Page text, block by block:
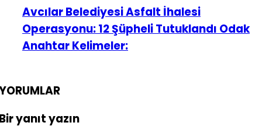
Avcılar Belediyesi Asfalt İhalesi
Operasyonu: 12 Şüpheli Tutuklandı Odak
Anahtar Kelimeler:
yanıt yazın